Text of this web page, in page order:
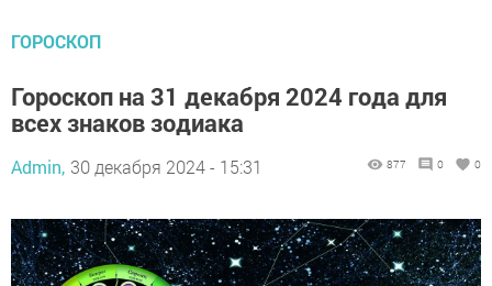
ГОРОСКОП
Гороскоп на 31 декабря 2024 года для
всех знаков зодиака
Admin, 30 декабря 2024 - 15:31 877 0 0